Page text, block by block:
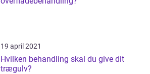
19 april 2021
Hvilken behandling skal du give dit
trægulv?